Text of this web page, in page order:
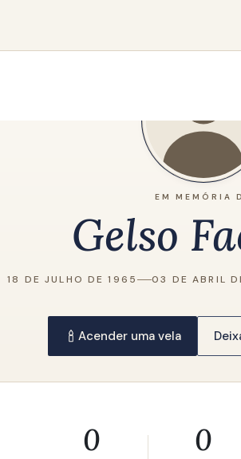
EM MEMÓRIA
Gelso
18 DE JULHO DE 1965 03 DE ABRIL
Acender uma vela
0 0